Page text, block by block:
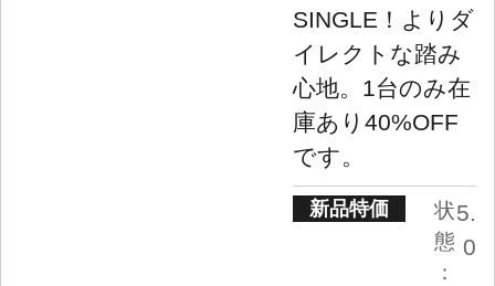
SINGLE！よりダ
イレクトな踏み
心地。1台のみ在
庫あり40%OFF
です。
新品特価
状
態
：
5.
0